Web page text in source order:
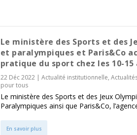
Le ministère des Sports et des
et paralympiques et Paris&Co
pratique du sport chez les 10-15
22 Déc 2022| Actualité institutionnelle,
pour tous
Le ministère des Sports et des Jeux
Paralympiques ainsi que Paris&Co,
En savoir plus